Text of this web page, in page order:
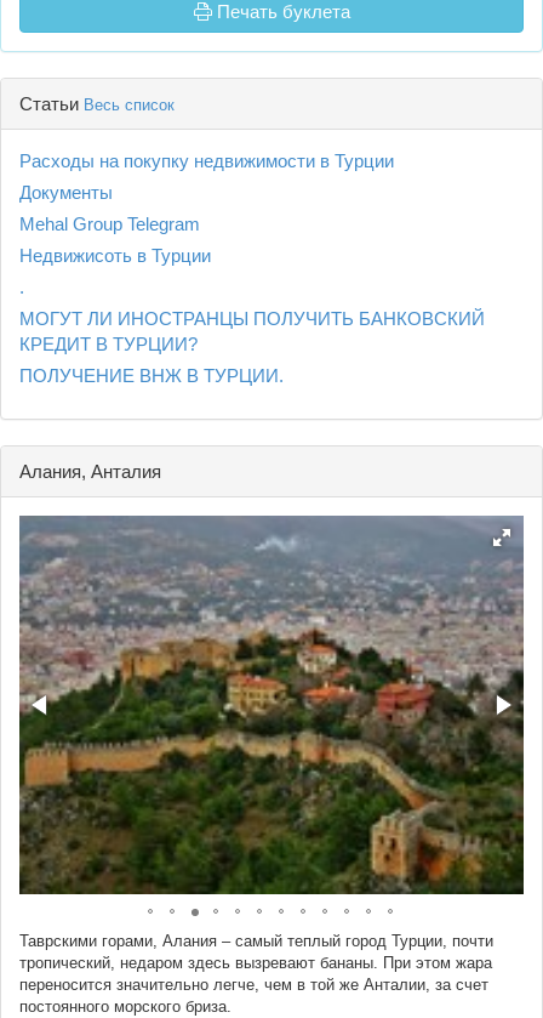
Печать буклета
Статьи Весь список
Расходы на покупку недвижимости в Турции
Документы
Mehal Group Telegram
Недвижисоть в Турции
.
МОГУТ ЛИ ИНОСТРАНЦЫ ПОЛУЧИТЬ БАНКОВСКИЙ
КРЕДИТ В ТУРЦИИ?
ПОЛУЧЕНИЕ ВНЖ В ТУРЦИИ.
Алания, Анталия
Таврскими горами, Алания – самый теплый город Турции, почти
тропический, недаром здесь вызревают бананы. При этом жара
переносится значительно легче, чем в той же Анталии, за счет
постоянного морского бриза.